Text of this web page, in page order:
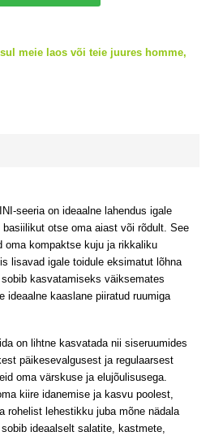
meie laos või teie juures homme,
seeria on ideaalne lahendus igale
otse oma aiast või rõdult. See
oma kompaktse kuju ja rikkaliku
lisavad igale toidule eksimatut lõhna
kasvatamiseks väiksemates
ideaalne kaaslane piiratud ruumiga
on lihtne kasvatada nii siseruumides
päikesevalgusest ja regulaarsest
oma värskuse ja elujõulisusega.
kiire idanemise ja kasvu poolest,
rohelist lehestikku juba mõne nädala
ideaalselt salatite, kastmete,